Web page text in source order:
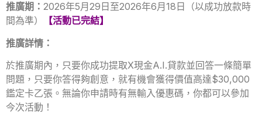
推廣期： 2026年5月29日至2026年6月18日（以成功放款時
間為準）
【活動已完結】
推廣詳情：
於推廣期內，只要你成功提取X現金A.I.貸款並回答一條簡單
問題，只要你答得夠創意，就有機會獲得價值高達$30,000
鑑定卡乙張。無論你申請時有無輸入優惠碼，你都可以參加
今次活動！